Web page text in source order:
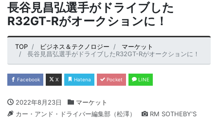
長谷見昌弘選手がドライブした
R32GT-Rがオークションに！
TOP ビジネス＆テクノロジー
マーケット
長谷見昌弘選手がドライブしたR32GT-Rがオークションに！
Facebook X Hatena Pocket LINE
2022年8月23日
マーケット
カー・アンド・ドライバー編集部（松澤）
RM SOTHEBY'S